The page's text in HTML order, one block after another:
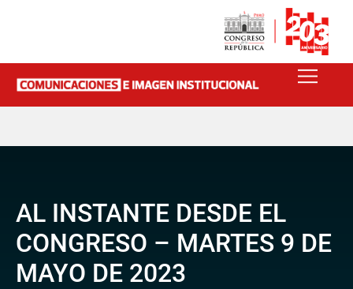
AL INSTANTE DESDE EL
CONGRESO – MARTES 9 DE
MAYO DE 2023